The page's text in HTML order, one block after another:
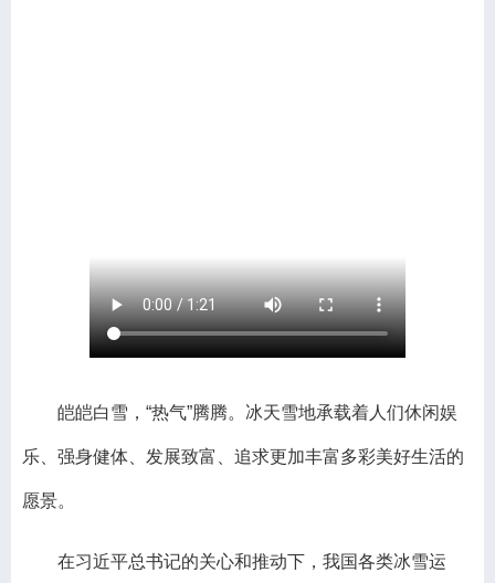
皑皑白雪，“热气”腾腾。冰天雪地承载着人们休闲娱
乐、强身健体、发展致富、追求更加丰富多彩美好生活的
愿景。
在习近平总书记的关心和推动下，我国各类冰雪运